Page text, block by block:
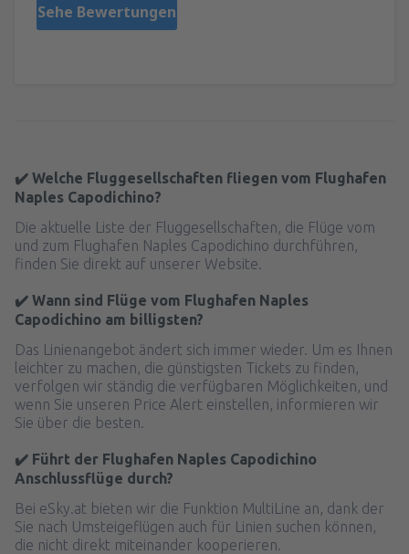
Sehe Bewertungen
✔️ Welche Fluggesellschaften fliegen vom Flughafen
Naples Capodichino?
Die aktuelle Liste der Fluggesellschaften, die Flüge vom
und zum Flughafen Naples Capodichino durchführen,
finden Sie direkt auf unserer Website.
✔️ Wann sind Flüge vom Flughafen Naples
Capodichino am billigsten?
Das Linienangebot ändert sich immer wieder. Um es Ihnen
leichter zu machen, die günstigsten Tickets zu finden,
verfolgen wir ständig die verfügbaren Möglichkeiten, und
wenn Sie unseren Price Alert einstellen, informieren wir
Sie über die besten.
✔️ Führt der Flughafen Naples Capodichino
Anschlussflüge durch?
Bei eSky.at bieten wir die Funktion MultiLine an, dank der
Sie nach Umsteigeflügen auch für Linien suchen können,
die nicht direkt miteinander kooperieren.